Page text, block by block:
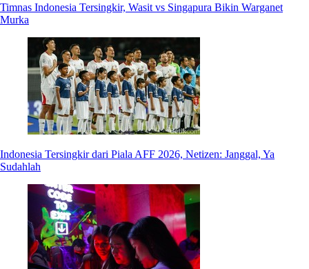
Timnas Indonesia Tersingkir, Wasit vs Singapura Bikin Warganet
Murka
Indonesia Tersingkir dari Piala AFF 2026, Netizen: Janggal, Ya
Sudahlah